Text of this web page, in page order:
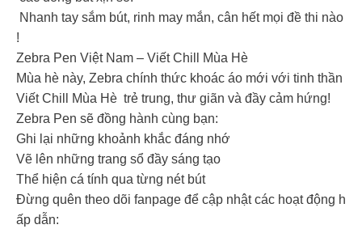
Nhanh tay sắm bút, rinh may mắn, cân hết mọi đề thi nào
!
Zebra Pen Việt Nam – Viết Chill Mùa Hè ️
Mùa hè này, Zebra chính thức khoác áo mới với tinh thần
Viết Chill Mùa Hè trẻ trung, thư giãn và đầy cảm hứng!
Zebra Pen sẽ đồng hành cùng bạn:
️Ghi lại những khoảnh khắc đáng nhớ
️Vẽ lên những trang sổ đầy sáng tạo
️Thể hiện cá tính qua từng nét bút
Đừng quên theo dõi fanpage để cập nhật các hoạt động h
ấp dẫn: